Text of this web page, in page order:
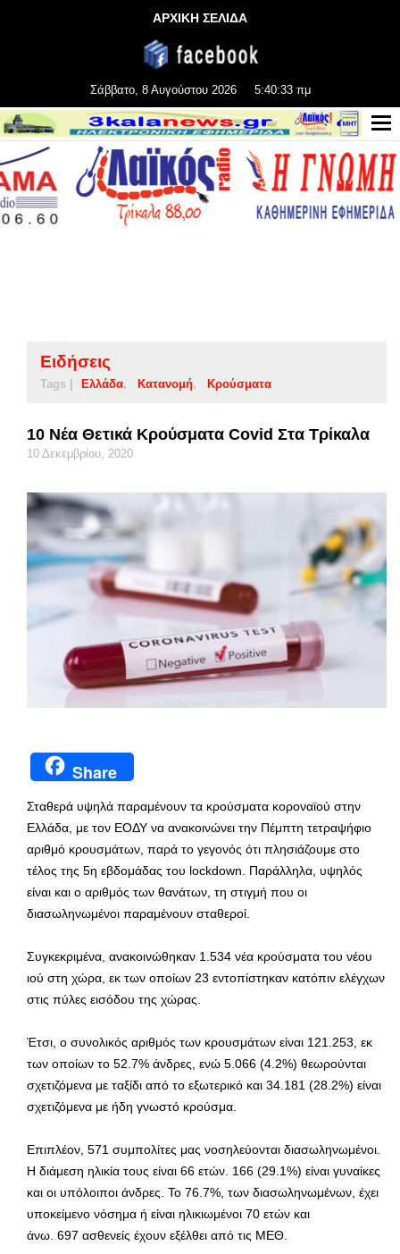
ΑΡΧΙΚΗ ΣΕΛΙΔΑ
Σάββατο, 8 Αυγούστου 2026 5:40:34 πμ
Ειδήσεις
Tags | Ελλάδα Κατανομή Κρούσματα
10 Νέα Θετικά Κρούσματα Covid Στα Τρίκαλα
10 Δεκεμβρίου, 2020
Share
Σταθερά υψηλά παραμένουν τα κρούσματα κοροναϊού στην
Ελλάδα, με τον ΕΟΔΥ να ανακοινώνει την Πέμπτη τετραψήφιο
αριθμό κρουσμάτων, παρά το γεγονός ότι πλησιάζουμε στο
τέλος της 5η εβδομάδας του lockdown. Παράλληλα, υψηλός
είναι και ο αριθμός των θανάτων, τη στιγμή που οι
διασωληνωμένοι παραμένουν σταθεροί.
Συγκεκριμένα, ανακοινώθηκαν 1.534 νέα κρούσματα του νέου
ιού στη χώρα, εκ των οποίων 23 εντοπίστηκαν κατόπιν ελέγχων
στις πύλες εισόδου της χώρας.
Έτσι, ο συνολικός αριθμός των κρουσμάτων είναι 121.253, εκ
των οποίων το 52.7% άνδρες, ενώ 5.066 (4.2%) θεωρούνται
σχετιζόμενα με ταξίδι από το εξωτερικό και 34.181 (28.2%) είναι
σχετιζόμενα με ήδη γνωστό κρούσμα.
Επιπλέον, 571 συμπολίτες μας νοσηλεύονται διασωληνωμένοι.
Η διάμεση ηλικία τους είναι 66 ετών. 166 (29.1%) είναι γυναίκες
και οι υπόλοιποι άνδρες. To 76.7%, των διασωληνωμένων, έχει
υποκείμενο νόσημα ή είναι ηλικιωμένοι 70 ετών και
άνω. 697 ασθενείς έχουν εξέλθει από τις ΜΕΘ.